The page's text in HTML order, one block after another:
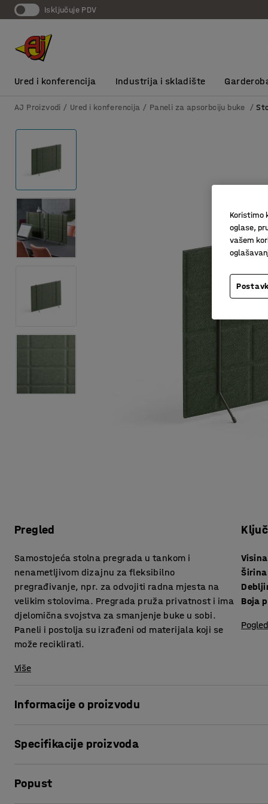
Isključuje PDV
Ured i konferencija Industrija i skladište
AJ Proizvodi Ured i konferencija Paneli za apsorbciju buke
Pregled
Samostojeća stolna pregrada u tankom i
nenametljivom dizajnu za fleksibilno
pregrađivanje, npr. za odvojiti radna mjesta na
velikim stolovima. Pregrada pruža privatnost i ima
djelomična svojstva za smanjenje buke u sobi.
Paneli i postolja su izrađeni od materijala koji se
može reciklirati.
Više
Visina
Širina
Boja
Informacije o proizvodu
buku u sobi. Dizajn je jednostavan u toplim tonovima koji
privremeno odvojenih radnih mjesta i privatnih prostora u
Specifikacije proizvoda
Širina: 600
Popust
Koristimo
oglase,
vašem